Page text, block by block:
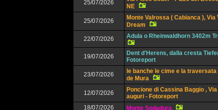
25/07/2026
NE
25/07/2026
Monte Valrossa ( Cabianca ), Via
Dream
22/07/2026 Adula o Rheinwaldhorn 3402m
19/07/2026
Dent d'Herens, dalla cresta
Fotoreport
23/07/2026
le banche le cime e la
de Mura
12/07/2026
Poncione di Cassina Baggio , Via
auguri - Fotoreport
18/07/2026
Monte Sodadura